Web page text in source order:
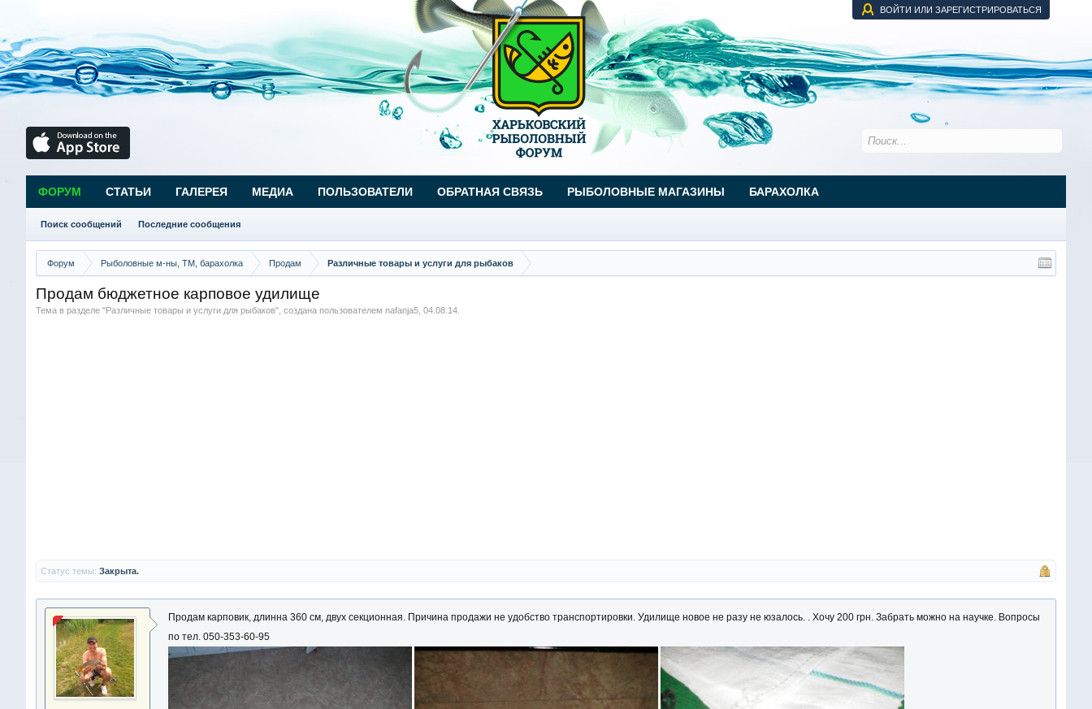
ВОЙТИ ИЛИ ЗАРЕГИСТРИРОВАТЬСЯ
Форум Рыболовные м-ны, ТМ, барахолка Продам Различные товары и услуги для рыбаков
Продам бюджетное карповое удилище
Тема в разделе "Различные товары и услуги для рыбаков", создана пользователем nafanja5, 04.08.14.
Статус темы: Закрыта.
Продам карповик, длинна 360 см, двух секционная. Причина продажи не удобство транспортировки. Удилище новое не разу не юзалось. . Хочу 200 грн. Забрать можно на научке. Вопросы
по тел. 050-353-60-95
ФОРУМ
Поиск сообщений Последние сообщения
СТАТЬИ ГАЛЕРЕЯ МЕДИА ПОЛЬЗОВАТЕЛИ ОБРАТНАЯ СВЯЗЬ РЫБОЛОВНЫЕ МАГАЗИНЫ БАРАХОЛКА